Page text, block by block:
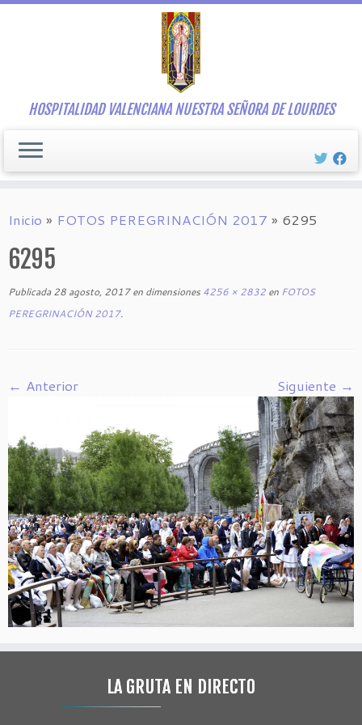
Saltar
HOSPITALIDAD VALENCIANA NUESTRA SEÑORA DE LOURDES
Inicio » FOTOS PEREGRINACIÓN 2017 » 6295
6295
Publicada 28 agosto, 2017en dimensiones 4256 × 2832 en FOTOS
PEREGRINACIÓN 2017.
← Anterior Siguiente →
LA GRUTA EN DIRECTO